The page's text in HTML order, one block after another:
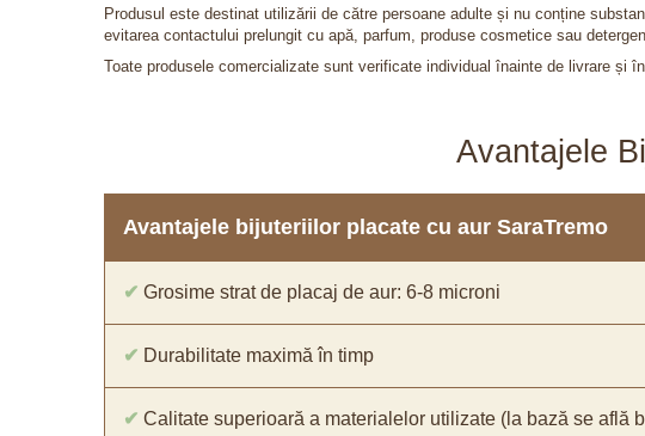
Produsul este destinat utilizării de către persoane adulte și nu conține
evitarea contactului prelungit cu apă, parfum, produse cosmetice sau
Toate produsele comercializate sunt verificate individual înainte de livrare
Avantajele
Avantajele bijuteriilor placate cu aur SaraTremo
✔ Grosime strat de placaj de aur: 6-8 microni
✔ Durabilitate maximă în timp
✔ Calitate superioară a materialelor utilizate (la bază se află